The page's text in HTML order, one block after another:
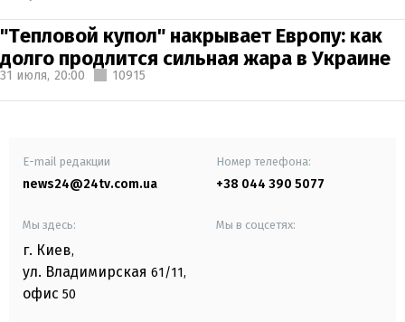
"Тепловой купол" накрывает Европу: как
долго продлится сильная жара в Украине
31 июля, 20:00 10915
E-mail редакции
news24@24tv.com.ua
Номер телефона:
+38 044 390 5077
Мы здесь:
г. Киев,
ул. Владимирская 61/11,
офис 50
Мы в соцсетях: